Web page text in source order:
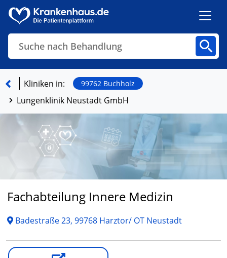
Suche nach Behandlung
Finden
Kliniken in: 99762 Buchholz
Lungenklinik Neustadt GmbH
Fachabteilung Innere Medizin
Badestraße 23, 99768 Harztor/ OT Neustadt